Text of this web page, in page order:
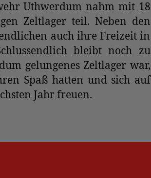
Uthwerdum nahm mit 18
Zeltlager teil. Neben den
auch ihre Freizeit in
bleibt noch zu
gelungenes Zeltlager war,
Spaß hatten und sich auf
Jahr freuen.